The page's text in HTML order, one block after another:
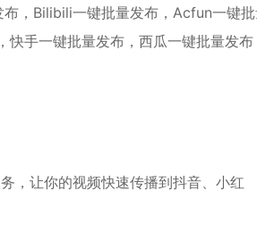
，Bilibili一键批量发布，Acfun一键
快手一键批量发布，西瓜一键批量发布
，让你的视频快速传播到抖音、小红